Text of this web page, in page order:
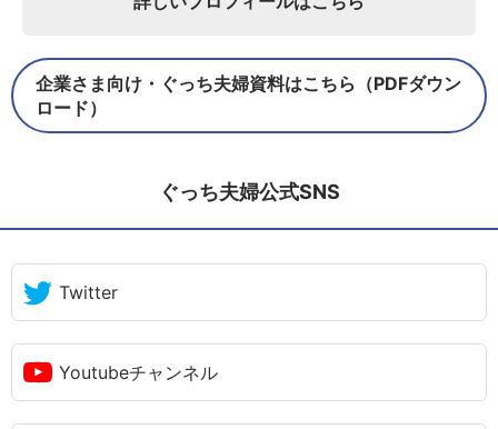
企業さま向け・ぐっち夫婦資料はこちら（PDFダウン
ロード）
ぐっち夫婦公式SNS
Twitter
Youtubeチャンネル